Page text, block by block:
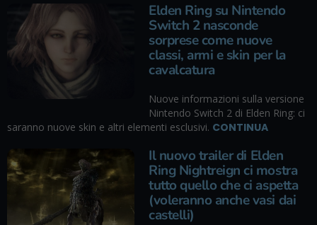
Elden Ring su Nintendo
Switch 2 nasconde
sorprese come nuove
classi, armi e skin per la
cavalcatura
Nuove informazioni sulla versione
Nintendo Switch 2 di Elden Ring: ci
saranno nuove skin e altri elementi esclusivi. CONTINUA
Il nuovo trailer di Elden
Ring Nightreign ci mostra
tutto quello che ci aspetta
(voleranno anche vasi dai
castelli)